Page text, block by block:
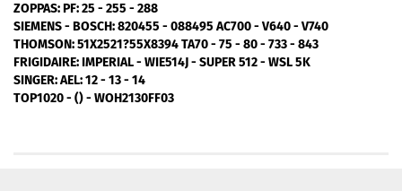
ZOPPAS: PF: 25 - 255 - 288
SIEMENS - BOSCH: 820455 - 088495 AC700 - V640 - V740
THOMSON:51X2521?55X8394 TA70 - 75 - 80 - 733 - 843
FRIGIDAIRE:IMPERIAL - WIE514J - SUPER 512 - WSL 5K
SINGER: AEL: 12 - 13 - 14
TOP1020 - () - WOH2130FF03